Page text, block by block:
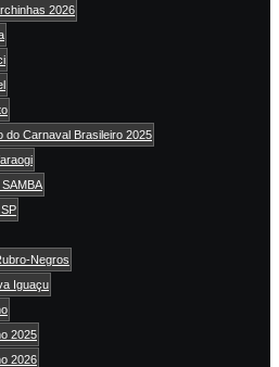
2026
do Carnaval Brasileiro 2025
Negros
Iguaçu
2025
2026